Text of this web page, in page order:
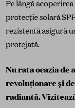
Pe lângă
protecție solară
rezistentă asigură
protejată.
Nu rata ocazia de
revoluționare și
radiantă.